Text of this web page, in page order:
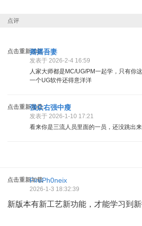
点评
点击重新加载摇摇吾妻
发表于 2026-2-4 16:59
人家大师都是MC/UG/PM一起学，只有你
一个UG软件还得意洋洋
点击重新加载强众右强中瘦
发表于 2026-1-10 17:21
看来你是三流人员里面的一员，还没跳出来
点击重新加载FirePh0neix
2026-1-3 18:32:39
新版本有新工艺新功能，才能学习到